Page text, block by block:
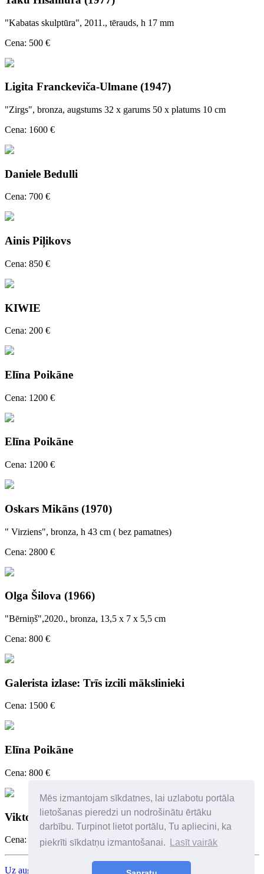
Mēs izmantojam sīkdatnes, lai uzlabotu portāla
lietošanas pieredzi un nodrošinātu ērtāku
darbību. Turpinot lietot portālu, Tu apliecini, ka
piekrīti sīkdatņu izmantošanai.
Lasīt vairāk
"Kabatas skulptūra", 2011., tērauds, h 17 mm
Cena: 500 €
Ligita Franckeviča-Ulmane (1947)
"Zirgs", bronza, augstums 32 x garums 50 x platums 10 cm
Cena: 1600 €
Daniele Bedulli
Cena: 700 €
Ainis Piļikovs
Cena: 850 €
KIWIE
Cena: 200 €
Elīna Poikāne
Cena: 1200 €
Elīna Poikāne
Cena: 1200 €
Oskars Mikāns (1970)
" Virziens", bronza, h 43 cm ( bez pamatnes)
Cena: 2800 €
Olga Šilova (1966)
"Bērniņš",2020., bronza, 13,5 x 7 x 5,5 cm
Cena: 800 €
Galerista izlase: Trīs izcili mākslinieki
Cena: 1500 €
Elīna Poikāne
Cena: 800 €
Viktorija Pelše (1936)
Cena: 6000 €
Uz augšu